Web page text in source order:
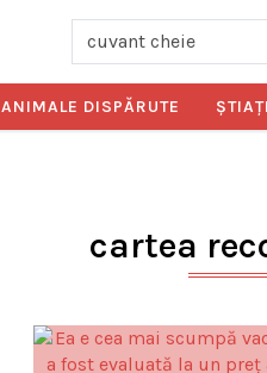
ANIMALE DISPĂRUTE
cartea